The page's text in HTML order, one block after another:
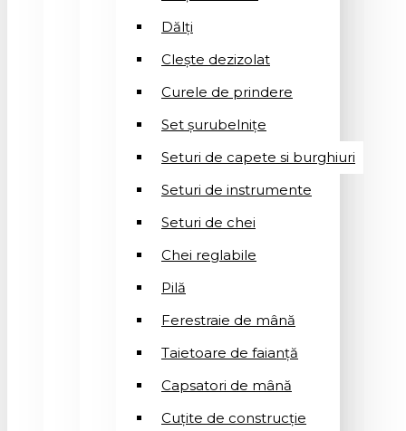
Dălți
Clește dezizolat
Curele de prindere
Set șurubelnițe
Seturi de capete si burghiuri
Seturi de instrumente
Seturi de chei
Chei reglabile
Pilă
Ferestraie de mână
Taietoare de faianță
Capsatori de mână
Cuțite de construcție